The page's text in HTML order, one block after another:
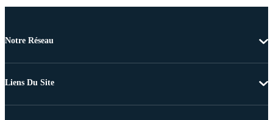
Notre Réseau
Liens Du Site